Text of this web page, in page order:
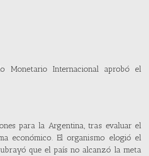
Monetario Internacional aprobó el
para la Argentina, tras evaluar el
económico. El organismo elogió el
que el país no alcanzó la meta